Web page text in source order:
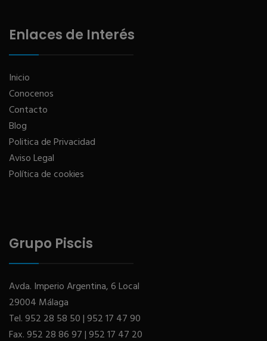
Enlaces de Interés
Inicio
Conocenos
Contacto
Blog
Politica de Privacidad
Aviso Legal
Política de cookies
Grupo Piscis
Avda. Imperio Argentina, 6 Local
29004 Málaga
Tel.952 28 58 50|952 17 47 90
Fax.952 28 86 97|952 17 47 20